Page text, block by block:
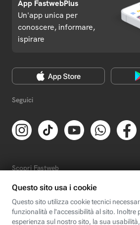
App FastwebPlus
Un'app unica per
conoscere, informare,
ispirare
Seguici
Scopri Fastweb
Chi siamo
Credits e note legali